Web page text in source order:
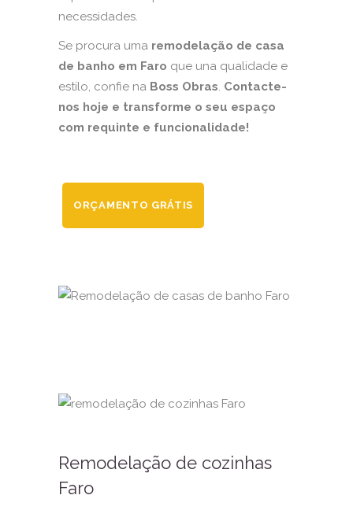
necessidades.
Se procura uma remodelação de casa
de banho em Faro que una qualidade e
estilo, confie na Boss Obras. Contacte-
nos hoje e transforme o seu espaço
com requinte e funcionalidade!
ORÇAMENTO GRÁTIS
Remodelação de cozinhas
Faro